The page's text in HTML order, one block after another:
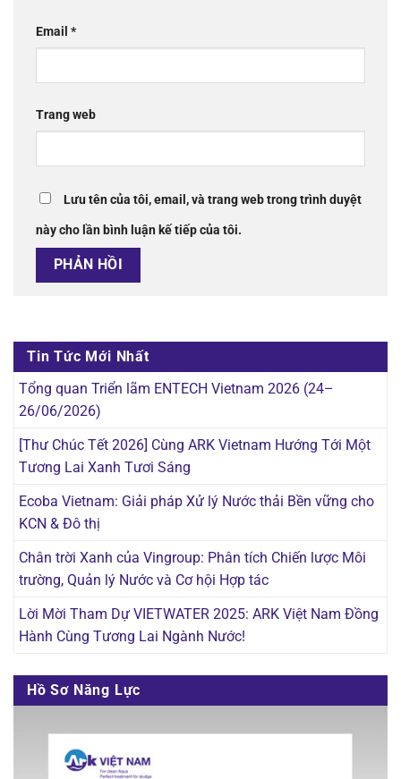
Email *
Trang web
Lưu tên của tôi, email, và trang web trong trình duyệt
này cho lần bình luận kế tiếp của tôi.
Tin Tức Mới Nhất
Tổng quan Triển lãm ENTECH Vietnam 2026 (24–
26/06/2026)
[Thư Chúc Tết 2026] Cùng ARK Vietnam Hướng Tới Một
Tương Lai Xanh Tươi Sáng
Ecoba Vietnam: Giải pháp Xử lý Nước thải Bền vững cho
KCN & Đô thị
Chân trời Xanh của Vingroup: Phân tích Chiến lược Môi
trường, Quản lý Nước và Cơ hội Hợp tác
Lời Mời Tham Dự VIETWATER 2025: ARK Việt Nam Đồng
Hành Cùng Tương Lai Ngành Nước!
Hồ Sơ Năng Lực